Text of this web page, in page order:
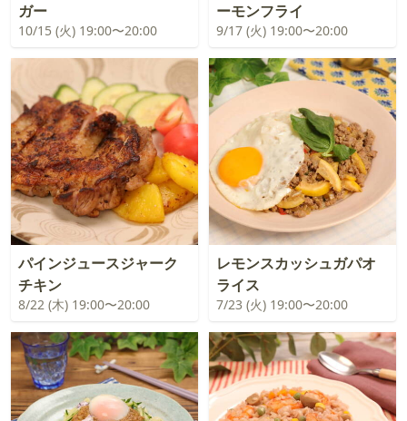
ガー
10/15 (火) 19:00〜20:00
ーモンフライ
9/17 (火) 19:00〜20:00
パインジュースジャーク
チキン
8/22 (木) 19:00〜20:00
レモンスカッシュガパオ
ライス
7/23 (火) 19:00〜20:00